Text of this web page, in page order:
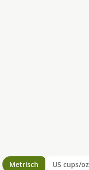
Metrisch US cups/oz